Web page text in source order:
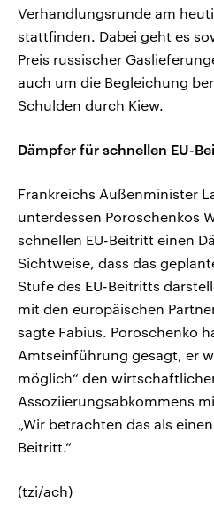
Verhandlungsrunde am
stattfinden. Dabei geht es
Preis russischer
auch um die Begleichung
Schulden durch Kiew.
Dämpfer für schnellen EU-
Frankreichs Außenminister
unterdessen Poroschenkos
schnellen EU-Beitritt einen
Sichtweise, dass das
Stufe des EU-Beitritts
mit den europäischen
sagte Fabius. Poroschenko
Amtseinführung gesagt, er
möglich“ den
Assoziierungsabkommens
„Wir betrachten das als
Beitritt.“
(tzi/ach)